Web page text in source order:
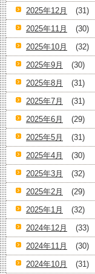
2025年12月
(31)
2025年11月
(30)
2025年10月
(32)
2025年9月
(30)
2025年8月
(31)
2025年7月
(31)
2025年6月
(29)
2025年5月
(31)
2025年4月
(30)
2025年3月
(32)
2025年2月
(29)
2025年1月
(32)
2024年12月
(33)
2024年11月
(30)
2024年10月
(31)